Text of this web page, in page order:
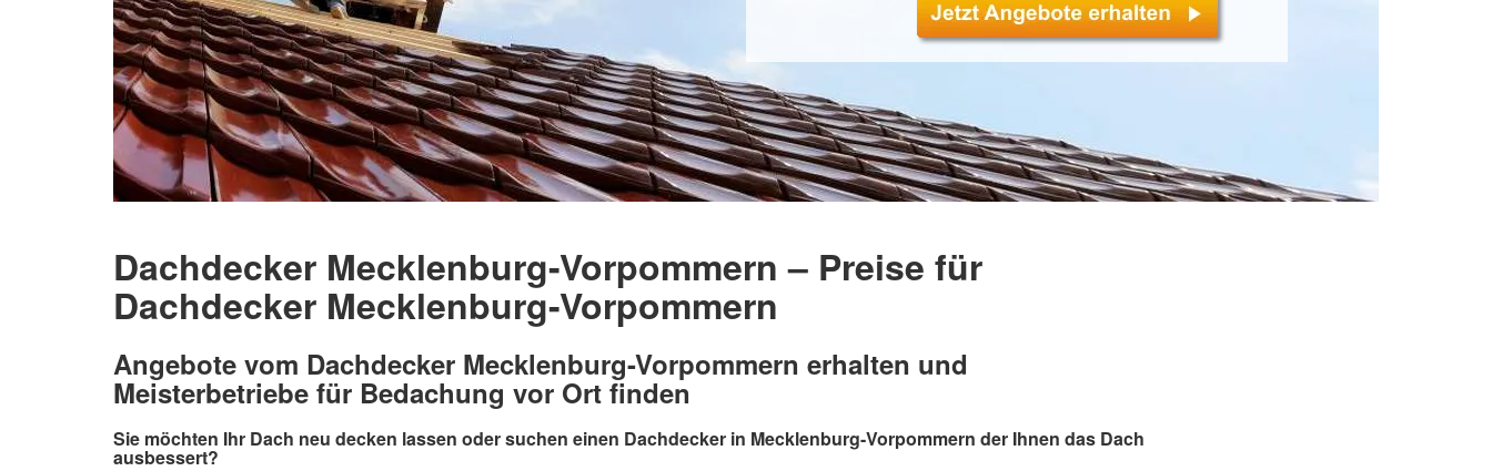
Dachdecker Mecklenburg-Vorpommern – Preise für
Dachdecker Mecklenburg-Vorpommern
Angebote vom Dachdecker Mecklenburg-Vorpommern erhalten und
Meisterbetriebe für Bedachung vor Ort finden
Sie möchten Ihr Dach neu decken lassen oder suchen einen Dachdecker in Mecklenburg-Vorpommern der Ihnen das Dach
ausbessert?